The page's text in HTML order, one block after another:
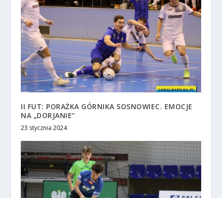
II FUT: PORAŻKA GÓRNIKA SOSNOWIEC. EMOCJE
NA „DORJANIE”
23 stycznia 2024